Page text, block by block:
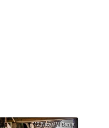
112 News/M.Benje